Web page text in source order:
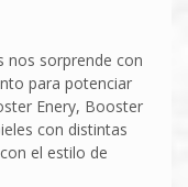
nos sorprende con
para potenciar
Enery, Booster
con distintas
el estilo de